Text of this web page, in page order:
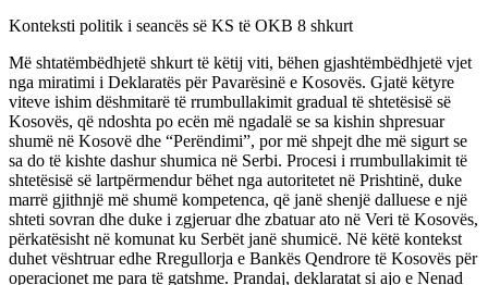
Konteksti politik i seancës së KS të OKB 8 shkurt
Më shtatëmbëdhjetë shkurt të këtij viti, bëhen gjashtëmbëdhjetë vjet
nga miratimi i Deklaratës për Pavarësinë e Kosovës. Gjatë këtyre
viteve ishim dëshmitarë të rrumbullakimit gradual të shtetësisë së
Kosovës, që ndoshta po ecën më ngadalë se sa kishin shpresuar
shumë në Kosovë dhe “Perëndimi”, por më shpejt dhe më sigurt se
sa do të kishte dashur shumica në Serbi. Procesi i rrumbullakimit të
shtetësisë së lartpërmendur bëhet nga autoritetet në Prishtinë, duke
marrë gjithnjë më shumë kompetenca, që janë shenjë dalluese e një
shteti sovran dhe duke i zgjeruar dhe zbatuar ato në Veri të Kosovës,
përkatësisht në komunat ku Serbët janë shumicë. Në këtë kontekst
duhet vështruar edhe Rregullorja e Bankës Qendrore të Kosovës për
operacionet me para të gatshme. Prandaj, deklaratat si ajo e Nenad